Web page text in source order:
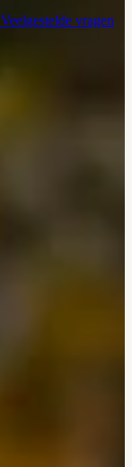
Veelgestelde vragen